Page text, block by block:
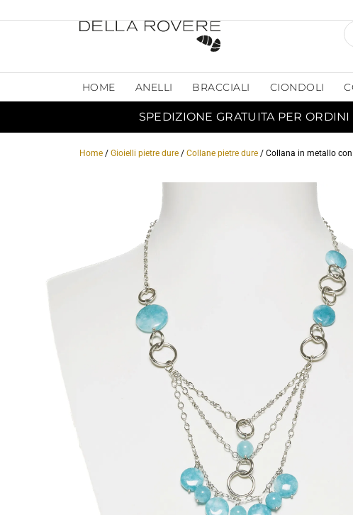
HOME ANELLI BRACCIALI CIONDOLI
SPEDIZIONE GRATUITA PER
Home / Gioielli pietre dure / Collane pietre dure / Collana in metallo